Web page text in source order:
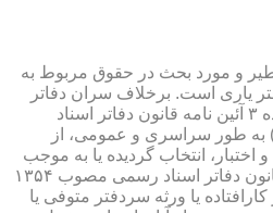
و مورد بحث در حقوق مربوط به
یاری است. برخلاف سران دفاتر
اسناد رسمی كه به موجب ماده ۳ آئین نامه قانون دفاتر اسناد
(اصلاحی ۲۷/۱۱/۱۳۶۰) به طور سراسری و عمومی، از
انتخاب گردیده یا به موجب
اختیارات حاصله از ماده ۶۹ قانون دفاتر اسناد رسمی مصوب ۱۳۵۴
یا ورثه سردفتر متوفی یا